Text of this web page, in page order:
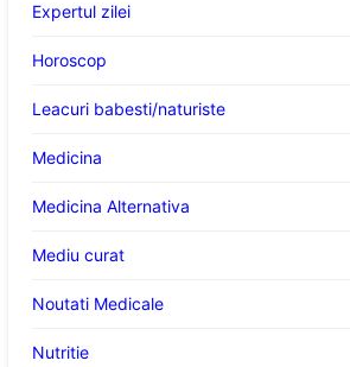
Expertul zilei
Horoscop
Leacuri babesti/naturiste
Medicina
Medicina Alternativa
Mediu curat
Noutati Medicale
Nutritie